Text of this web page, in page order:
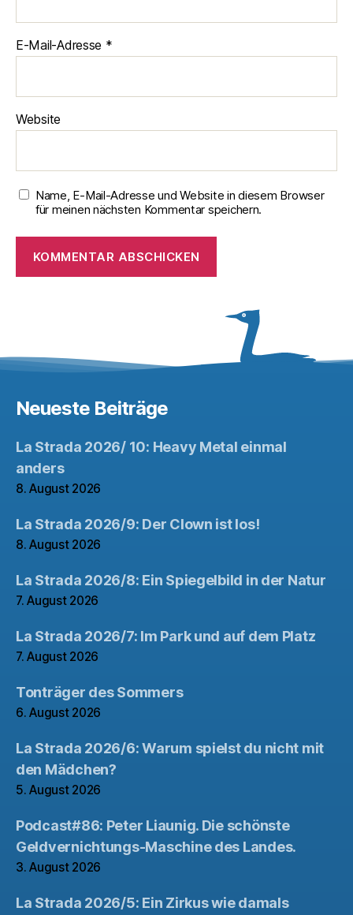
E-Mail-Adresse *
Website
Name, E-Mail-Adresse und Website in diesem Browser
für meinen nächsten Kommentar speichern.
Neueste Beiträge
La Strada 2026/ 10: Heavy Metal einmal
anders
8. August 2026
La Strada 2026/9: Der Clown ist los!
8. August 2026
La Strada 2026/8: Ein Spiegelbild in der Natur
7. August 2026
La Strada 2026/7: Im Park und auf dem Platz
7. August 2026
Tonträger des Sommers
6. August 2026
La Strada 2026/6: Warum spielst du nicht mit
den Mädchen?
5. August 2026
Podcast#86: Peter Liaunig. Die schönste
Geldvernichtungs-Maschine des Landes.
3. August 2026
La Strada 2026/5: Ein Zirkus wie damals